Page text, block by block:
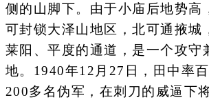
侧的山脚下。由于小庙后地势高
可封锁大泽山地区，北可通掖城
莱阳、平度的通道，是一个攻守
地。1940年12月27日，田中率
200多名伪军，在刺刀的威逼下